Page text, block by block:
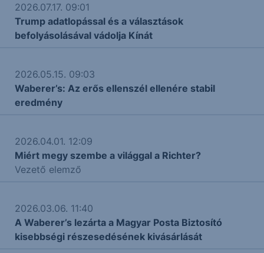
2026.07.17. 09:01
Trump adatlopással és a választások
befolyásolásával vádolja Kínát
2026.05.15. 09:03
Waberer’s: Az erős ellenszél ellenére stabil
eredmény
2026.04.01. 12:09
Miért megy szembe a világgal a Richter?
Vezető elemző
2026.03.06. 11:40
A Waberer’s lezárta a Magyar Posta Biztosító
kisebbségi részesedésének kivásárlását